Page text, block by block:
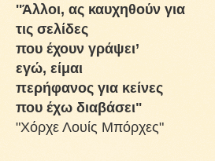
''Άλλοι, ας καυχηθούν για
τις σελίδες
που έχουν γράψει’
εγώ, είμαι
περήφανος για κείνες
που έχω διαβάσει"
"Χόρχε Λουίς Μπόρχες"